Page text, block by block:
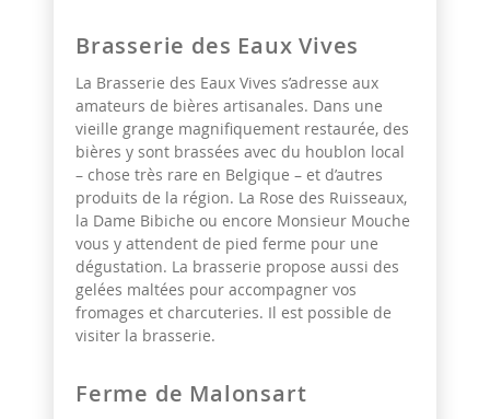
Brasserie des Eaux Vives
La Brasserie des Eaux Vives s’adresse aux
amateurs de bières artisanales. Dans une
vieille grange magnifiquement restaurée, des
bières y sont brassées avec du houblon local
– chose très rare en Belgique – et d’autres
produits de la région. La Rose des Ruisseaux,
la Dame Bibiche ou encore Monsieur Mouche
vous y attendent de pied ferme pour une
dégustation. La brasserie propose aussi des
gelées maltées pour accompagner vos
fromages et charcuteries. Il est possible de
visiter la brasserie.
Ferme de Malonsart